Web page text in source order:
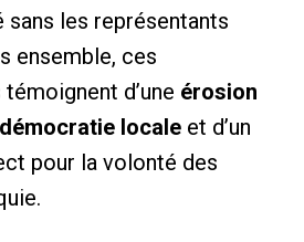
sans les représentants
ensemble, ces
d’une érosion
localeet d’un
pour la volonté des